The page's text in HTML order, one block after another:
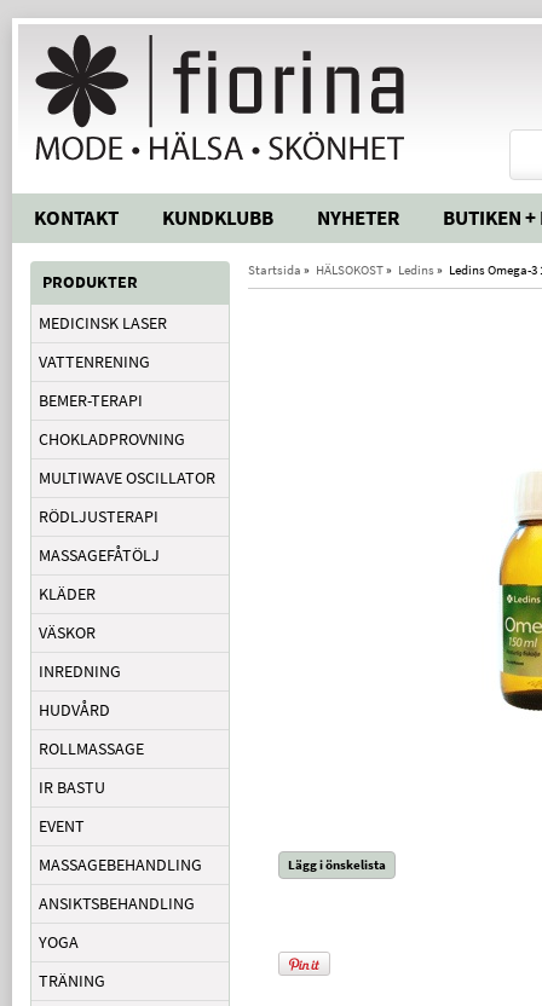
KONTAKT KUNDKLUBB NYHETER BUTIKEN +
PRODUKTER
MEDICINSK LASER
VATTENRENING
BEMER-TERAPI
CHOKLADPROVNING
MULTIWAVE OSCILLATOR
RÖDLJUSTERAPI
MASSAGEFÅTÖLJ
KLÄDER
VÄSKOR
INREDNING
HUDVÅRD
ROLLMASSAGE
IR BASTU
EVENT
MASSAGEBEHANDLING
ANSIKTSBEHANDLING
YOGA
TRÄNING
Startsida » HÄLSOKOST» Ledins» Ledins Omega-3
Lägg i önskelista